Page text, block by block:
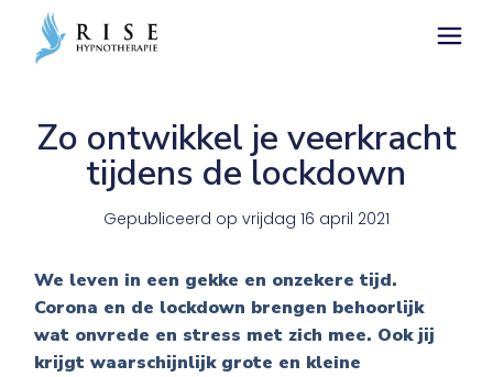
Zo ontwikkel je veerkracht
tijdens de lockdown
Gepubliceerd op vrijdag 16 april 2021
We leven in een gekke en onzekere tijd.
Corona en de lockdown brengen behoorlijk
wat onvrede en stress met zich mee. Ook jij
krijgt waarschijnlijk grote en kleine